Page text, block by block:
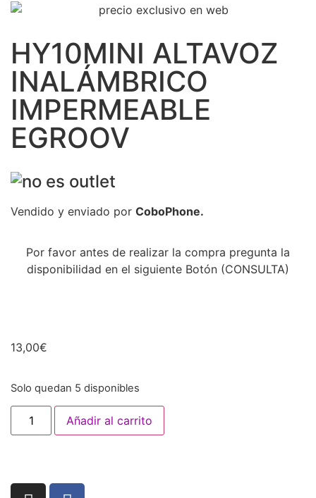
HY10MINI ALTAVOZ
INALÁMBRICO
IMPERMEABLE
EGROOV
Vendido y enviado por CoboPhone.
Por favor antes de realizar la compra pregunta la
disponibilidad en el siguiente Botón (CONSULTA)
13,00€
Solo quedan 5 disponibles
Añadir al carrito